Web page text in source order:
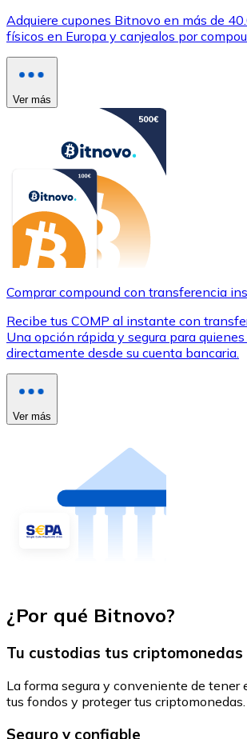
Adquiere cupones Bitnovo en más de
físicos en Europa y canjealos por
Ver más
Comprar compound con transferencia
Recibe tus COMP al instante con
Una opción rápida y segura para
directamente desde su cuenta bancaria.
Ver más
¿Por qué Bitnovo?
Tu custodias tus criptomonedas
La forma segura y conveniente de tener
tus fondos y proteger tus criptomonedas.
Seguro y confiable